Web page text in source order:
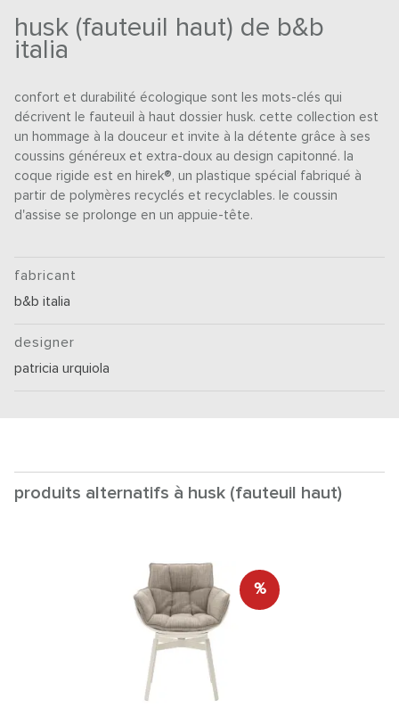
husk (fauteuil haut) de b&b
italia
confort et durabilité écologique sont les mots-clés qui
décrivent le fauteuil à haut dossier husk. cette collection est
un hommage à la douceur et invite à la détente grâce à ses
coussins généreux et extra-doux au design capitonné. la
coque rigide est en hirek®, un plastique spécial fabriqué à
partir de polymères recyclés et recyclables. le coussin
d'assise se prolonge en un appuie-tête.
fabricant
b&b italia
designer
patricia urquiola
produits alternatifs à husk (fauteuil haut)
%